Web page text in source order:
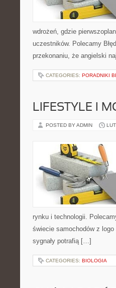
wdrożeń, gdzie
uczestników. Polecamy
przekonaniu, że angielski
CATEGORIES: PORADNIKI
LIFESTYLE I
POSTED BY ADMIN
rynku i technologii.
świecie samochodów z
sygnały potrafią […]
CATEGORIES: BIOLOGIA